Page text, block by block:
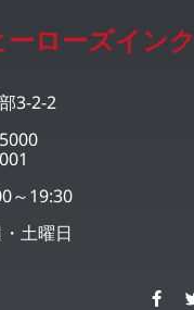
ローズインク
3-2-2
～19:30
土曜日